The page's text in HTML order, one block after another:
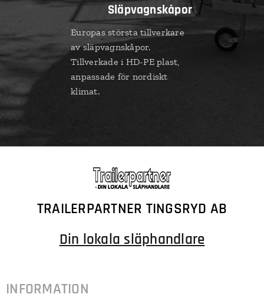
Släpvagnskåpor
Europas största tillverkare
av släpvagnskåpor.
Tillverkade i HD-PE plast,
anpassade för nordiskt
klimat.
TRAILERPARTNER TINGSRYD AB
Din lokala släphandlare
INFORMATION